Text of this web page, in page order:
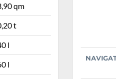
qm
t
l
l